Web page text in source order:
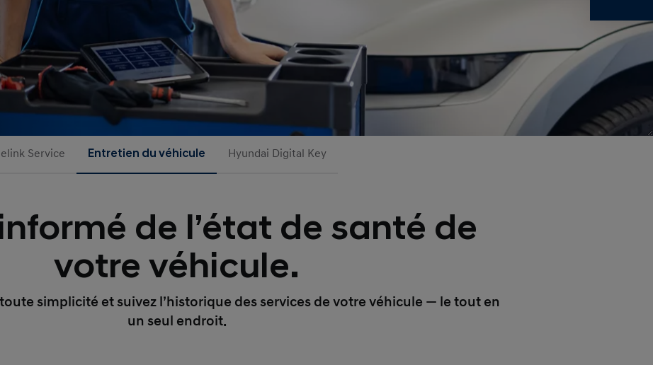
Service Entretien du véhicule Hyundai Digital Key
de l’état de santé de
votre véhicule.
simplicité et suivez l’historique des services de votre véhicule — le tout en
un seul endroit.